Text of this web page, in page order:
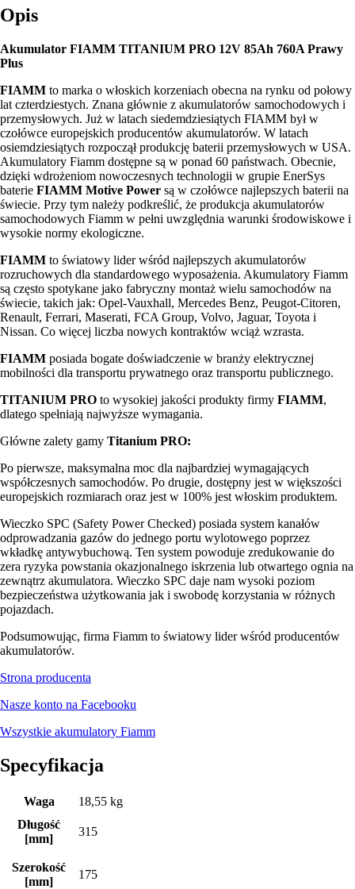
Opis
Akumulator FIAMM TITANIUM PRO 12V 85Ah 760A Prawy
Plus
FIAMM to marka o włoskich korzeniach obecna na rynku od połowy
lat czterdziestych. Znana głównie z akumulatorów samochodowych i
przemysłowych. Już w latach siedemdziesiątych FIAMM był w
czołówce europejskich producentów akumulatorów. W latach
osiemdziesiątych rozpoczął produkcję baterii przemysłowych w USA.
Akumulatory Fiamm dostępne są w ponad 60 państwach. Obecnie,
dzięki wdrożeniom nowoczesnych technologii w grupie EnerSys
baterie FIAMM Motive Power są w czołówce najlepszych baterii na
świecie. Przy tym należy podkreślić, że produkcja akumulatorów
samochodowych Fiamm w pełni uwzględnia warunki środowiskowe i
wysokie normy ekologiczne.
FIAMM to światowy lider wśród najlepszych akumulatorów
rozruchowych dla standardowego wyposażenia. Akumulatory Fiamm
są często spotykane jako fabryczny montaż wielu samochodów na
świecie, takich jak: Opel-Vauxhall, Mercedes Benz, Peugot-Citoren,
Renault, Ferrari, Maserati, FCA Group, Volvo, Jaguar, Toyota i
Nissan. Co więcej liczba nowych kontraktów wciąż wzrasta.
FIAMM posiada bogate doświadczenie w branży elektrycznej
mobilności dla transportu prywatnego oraz transportu publicznego.
TITANIUM PRO to wysokiej jakości produkty firmy FIAMM,
dlatego spełniają najwyższe wymagania.
Główne zalety gamy Titanium PRO:
Po pierwsze, maksymalna moc dla najbardziej wymagających
współczesnych samochodów. Po drugie, dostępny jest w większości
europejskich rozmiarach oraz jest w 100% jest włoskim produktem.
Wieczko SPC (Safety Power Checked) posiada system kanałów
odprowadzania gazów do jednego portu wylotowego poprzez
wkładkę antywybuchową. Ten system powoduje zredukowanie do
zera ryzyka powstania okazjonalnego iskrzenia lub otwartego ognia na
zewnątrz akumulatora. Wieczko SPC daje nam wysoki poziom
bezpieczeństwa użytkowania jak i swobodę korzystania w różnych
pojazdach.
Podsumowując, firma Fiamm to światowy lider wśród producentów
akumulatorów.
Strona producenta
Nasze konto na Facebooku
Wszystkie akumulatory Fiamm
Specyfikacja
Waga
18,55 kg
Długość
[mm]
315
Szerokość
[mm]
175